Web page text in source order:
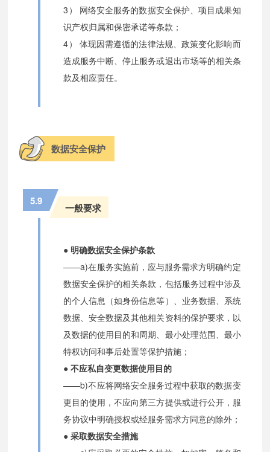
3） 网络安全服务的数据安全保护、项目成果知
识产权归属和保密承诺等条款；
4） 体现因需遵循的法律法规、政策变化影响而
造成服务中断、停止服务或退出市场等的相关条
款及相应责任。
数据安全保护
5.9
一般要求
● 明确数据安全保护条款
——a)在服务实施前，应与服务需求方明确约定
数据安全保护的相关条款，包括服务过程中涉及
的个人信息（如身份信息等）、业务数据、系统
数据、安全数据及其他相关资料的保护要求，以
及数据的使用目的和周期、最小处理范围、最小
特权访问和事后处置等保护措施；
● 不应私自变更数据使用目的
——b)不应将网络安全服务过程中获取的数据变
更目的使用，不应向第三方提供或进行公开，服
务协议中明确授权或经服务需求方同意的除外；
● 采取数据安全措施